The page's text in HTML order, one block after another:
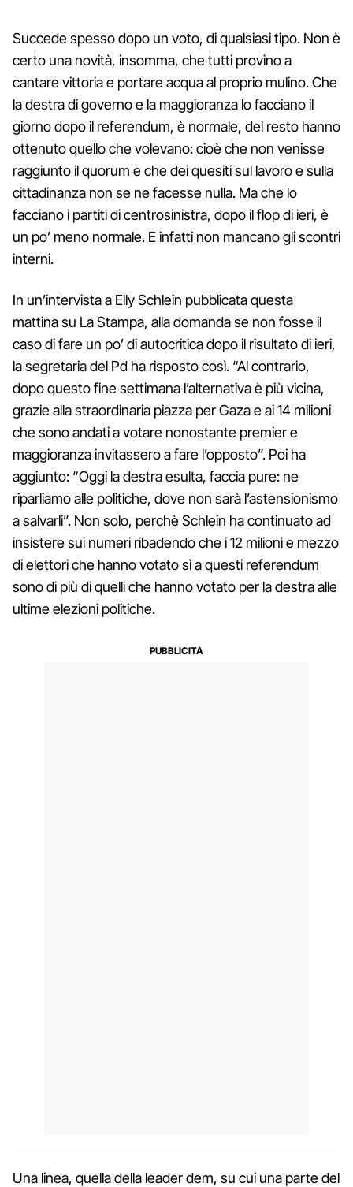
Succede spesso dopo un voto, di qualsiasi tipo. Non è
certo una novità, insomma, che tutti provino a
cantare vittoria e portare acqua al proprio mulino. Che
la destra di governo e la maggioranza lo facciano il
giorno dopo il referendum, è normale, del resto hanno
ottenuto quello che volevano: cioè che non venisse
raggiunto il quorum e che dei quesiti sul lavoro e sulla
cittadinanza non se ne facesse nulla. Ma che lo
facciano i partiti di centrosinistra, dopo il flop di ieri, è
un po’ meno normale. E infatti non mancano gli scontri
interni.
In un’intervista a Elly Schlein pubblicata questa
mattina su La Stampa, alla domanda se non fosse il
caso di fare un po’ di autocritica dopo il risultato di ieri,
la segretaria del Pd ha risposto così. “Al contrario,
dopo questo fine settimana l’alternativa è più vicina,
grazie alla straordinaria piazza per Gaza e ai 14 milioni
che sono andati a votare nonostante premier e
maggioranza invitassero a fare l’opposto”. Poi ha
aggiunto: “Oggi la destra esulta, faccia pure: ne
riparliamo alle politiche, dove non sarà l’astensionismo
a salvarli”. Non solo, perchè Schlein ha continuato ad
insistere sui numeri ribadendo che i 12 milioni e mezzo
di elettori che hanno votato sì a questi referendum
sono di più di quelli che hanno votato per la destra alle
ultime elezioni politiche.
Una linea, quella della leader dem, su cui una parte del